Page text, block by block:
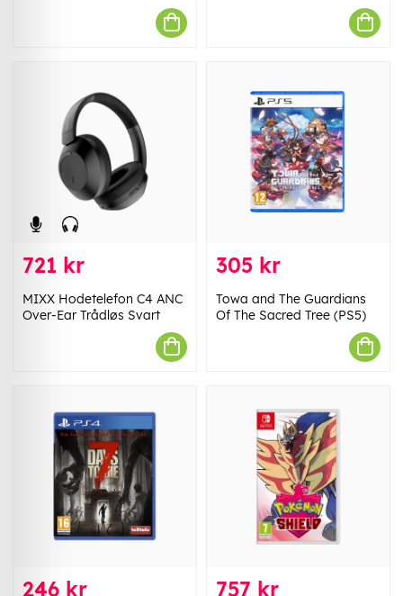
721 kr
MIXX Hodetelefon C4 ANC
Over-Ear Trådløs Svart
305 kr
Towa and The Guardians
Of The Sacred Tree (PS5)
246 kr 757 kr